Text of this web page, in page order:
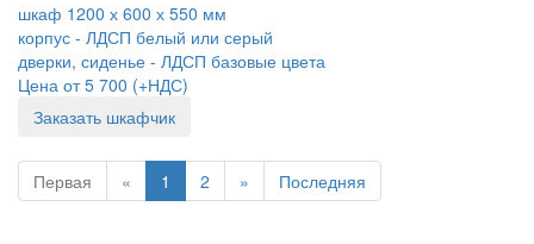
шкаф 1200 х 600 х 550 мм
корпус - ЛДСП белый или серый
дверки, сиденье - ЛДСП базовые цвета
Цена от 5 700 (+НДС)
Заказать шкафчик
Первая « 1 2 » Последняя